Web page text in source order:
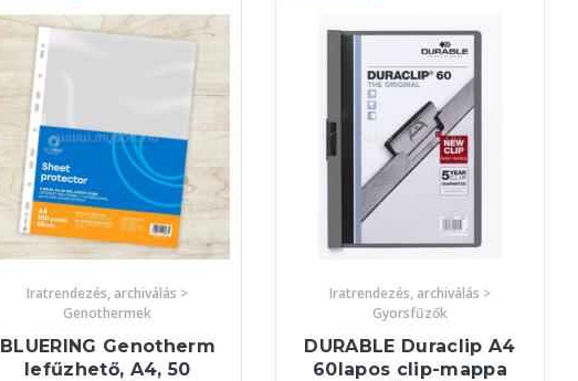
Iratrendezés, archiválás >
Genothermek
BLUERING Genotherm
lefűzhető, A4, 50
Iratrendezés, archiválás >
Gyorsfűzők
DURABLE Duraclip A4
60lapos clip-mappa